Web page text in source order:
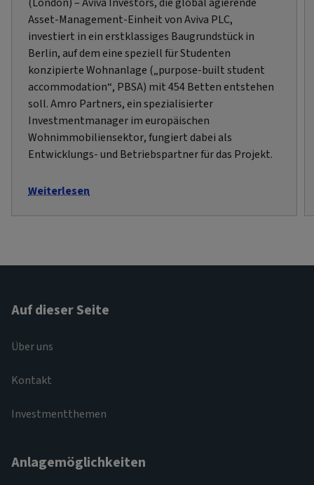
Asset-Management-Einheit von Aviva PLC,
investiert in ein erstklassiges Baugrundstück in
Berlin, auf dem eine speziell für Studenten
konzipierte Wohnanlage („purpose-built student
accommodation“, PBSA) mit 454 Betten entstehen
soll. Amro Partners, ein spezialisierter
Investmentmanager im europäischen
Wohnimmobiliensektor, fungiert dabei als
Entwicklungs- und Betriebspartner für das Projekt.
Weiterlesen
Auf dieser Seite
Über uns
Kontakt
Investmentthemen
Anlagemöglichkeiten